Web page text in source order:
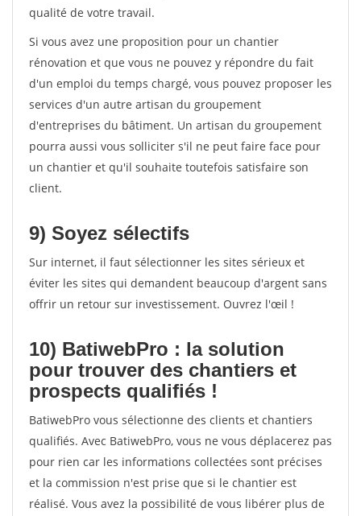
qualité de votre travail.
Si vous avez une proposition pour un chantier
rénovation et que vous ne pouvez y répondre du fait
d'un emploi du temps chargé, vous pouvez proposer les
services d'un autre artisan du groupement
d'entreprises du bâtiment. Un artisan du groupement
pourra aussi vous solliciter s'il ne peut faire face pour
un chantier et qu'il souhaite toutefois satisfaire son
client.
9) Soyez sélectifs
Sur internet, il faut sélectionner les sites sérieux et
éviter les sites qui demandent beaucoup d'argent sans
offrir un retour sur investissement. Ouvrez l'œil !
10) BatiwebPro : la solution
pour trouver des chantiers et
prospects qualifiés !
BatiwebPro vous sélectionne des clients et chantiers
qualifiés. Avec BatiwebPro, vous ne vous déplacerez pas
pour rien car les informations collectées sont précises
et la commission n'est prise que si le chantier est
réalisé. Vous avez la possibilité de vous libérer plus de